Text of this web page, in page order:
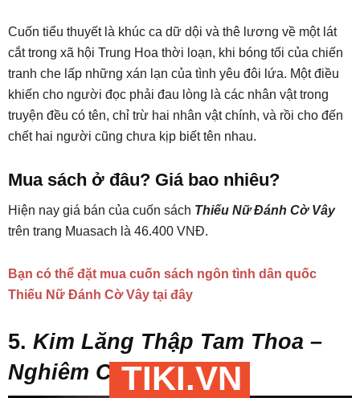
Cuốn tiểu thuyết là khúc ca dữ dội và thê lương về một lát
cắt trong xã hội Trung Hoa thời loạn, khi bóng tối của chiến
tranh che lấp những xán lạn của tình yêu đôi lứa. Một điều
khiến cho người đọc phải đau lòng là các nhân vật trong
truyện đều có tên, chỉ trừ hai nhân vật chính, và rồi cho đến
chết hai người cũng chưa kịp biết tên nhau.
Mua sách ở đâu? Giá bao nhiêu?
Hiện nay giá bán của cuốn sách Thiếu Nữ Đánh Cờ Vây
trên trang Muasach là 46.400 VNĐ.
Bạn có thể đặt mua cuốn sách ngôn tình dân quốc
Thiếu Nữ Đánh Cờ Vây tại đây
5. Kim Lăng Thập Tam Thoa –
Nghiêm Ca LinhTIKI.VN